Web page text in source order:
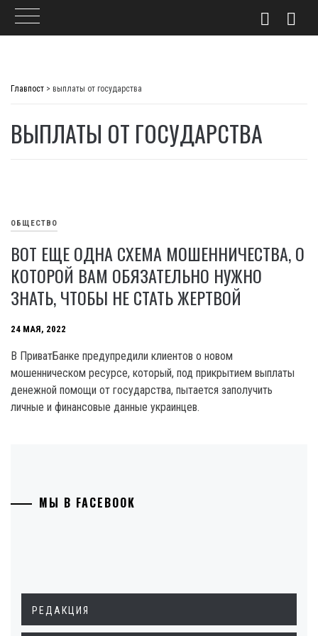
Главпост > выплаты от государства
ВЫПЛАТЫ ОТ ГОСУДАРСТВА
ОБЩЕСТВО
ВОТ ЕЩЕ ОДНА СХЕМА МОШЕННИЧЕСТВА, О
КОТОРОЙ ВАМ ОБЯЗАТЕЛЬНО НУЖНО
ЗНАТЬ, ЧТОБЫ НЕ СТАТЬ ЖЕРТВОЙ
24 МАЯ, 2022
В ПриватБанке предупредили клиентов о новом
мошенническом ресурсе, который, под прикрытием выплаты
денежной помощи от государства, пытается заполучить
личные и финансовые данные украинцев.
МЫ В FACEBOOK
РЕДАКЦИЯ